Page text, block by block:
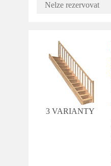
Nelze rezervovat
3 VARIANTY